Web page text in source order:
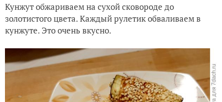
Кунжут обжариваем на сухой сковороде до
золотистого цвета. Каждый рулетик обваливаем в
кунжуте. Это очень вкусно.